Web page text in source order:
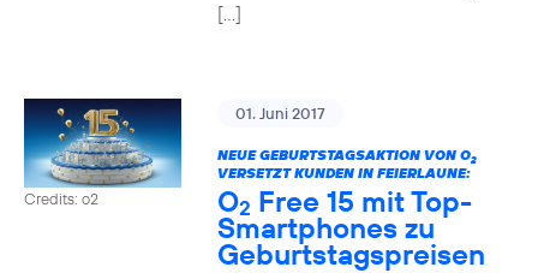
[…]
Credits: o2
01. Juni 2017
NEUE GEBURTSTAGSAKTION VON O2
VERSETZT KUNDEN IN FEIERLAUNE:
O2 Free 15 mit Top-
Smartphones zu
Geburtstagspreisen